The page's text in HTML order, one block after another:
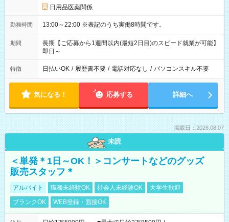
日用品医薬関係
勤務時間 13:00～22:00 ※表記のうち実働8時間です。
期間
長期【ご応募から1週間以内(最短2日目)のスピード就業が可能】
即日～
特徴 日払いOK / 履歴書不要 / 電話対応なし / パソコンスキル不要
気になる！ 応募する 詳細へ
掲載日：2026.08.07
未読
＜単発＊1日～OK！＞コンサートなどのグッズ
販売スタッフ＊
アルバイト 職種未経験OK 社会人未経験OK
大学生歓迎
ブランクOK
WEB登録・面接OK